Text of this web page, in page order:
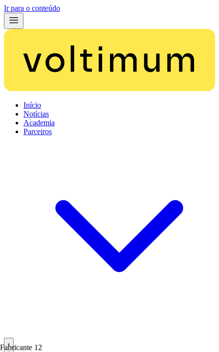
Ir para o conteúdo
Início
Notícias
Academia
Parceiros
Fabricante 12